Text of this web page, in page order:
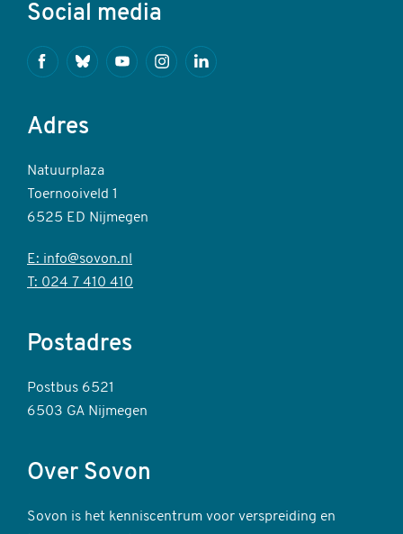
Social media
FacebookBlueskyYoutubeInstagramLinkedin
Adres
Natuurplaza
Toernooiveld 1
6525 ED Nijmegen
E: info@sovon.nl
T: 024 7 410 410
Postadres
Postbus 6521
6503 GA Nijmegen
Over Sovon
Sovon is het kenniscentrum voor verspreiding en